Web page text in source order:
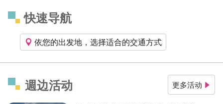
快速导航
依您的出发地，选择适合的交通方式
週边活动 更多活动